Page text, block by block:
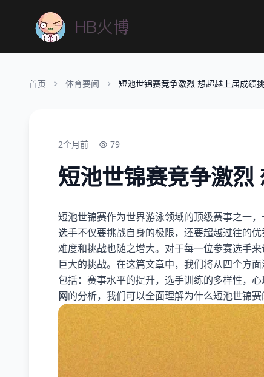
首页 体育要闻 短池世锦赛竞争激烈 想超越上届成绩
2个月前 79
短池世锦赛竞争激
短池世锦赛作为世界游泳领域的顶级赛事之一
选手不仅要挑战自身的极限，还要超越过往的
难度和挑战也随之增大。对于每一位参赛选手
巨大的挑战。在这篇文章中，我们将从四个方
包括：赛事水平的提升，选手训练的多样性，
网的分析，我们可以全面理解为什么短池世锦